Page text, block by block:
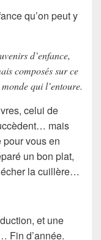
qu’on peut y
d’enfance,
composés sur ce
qui l’entoure.
celui de
mais
vous en
un bon plat,
la cuillère…
, et une
Fin d’année.